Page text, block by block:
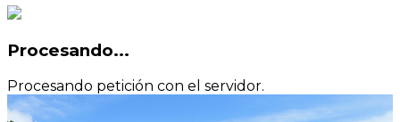
Procesando...
Procesando petición con el servidor.